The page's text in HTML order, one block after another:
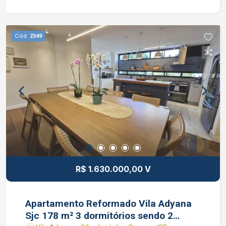
Cód. 2349
R$ 1.630.000,00 V
Apartamento Reformado Vila Adyana
Sjc 178 m² 3 dormitórios sendo 2